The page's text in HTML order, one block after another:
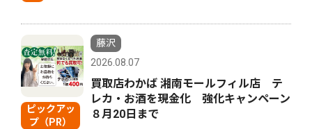
ピックアッ
プ（PR）
藤沢
2026.08.07
買取店わかば 湘南モールフィル店 テ
レカ・お酒を現金化 強化キャンペーン
８月20日まで